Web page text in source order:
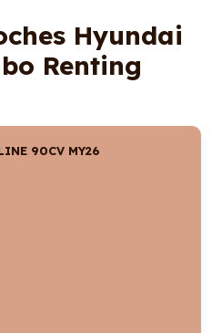
Hyundai
Renting
90CV MY26